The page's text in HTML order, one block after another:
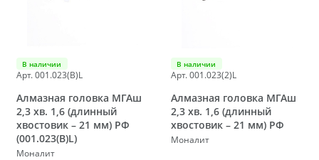
В наличии
Арт. 001.023(B)L
Алмазная головка МГАш
2,3 хв. 1,6 (длинный
хвостовик – 21 мм) РФ
(001.023(B)L)
Моналит
В наличии
Арт. 001.023(2)L
Алмазная головка МГАш
2,3 хв. 1,6 (длинный
хвостовик – 21 мм) РФ
Моналит